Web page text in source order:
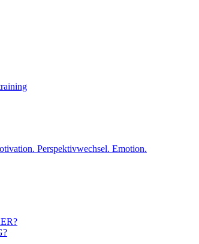
Perspektivwechsel. Emotion.